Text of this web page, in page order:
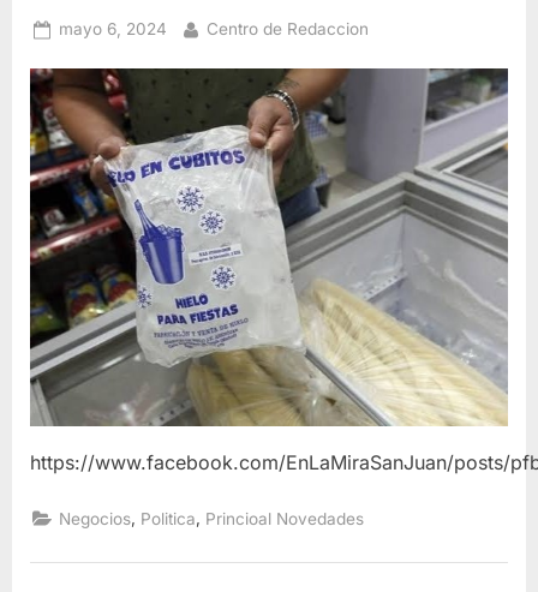
Posted
mayo 6, 2024 By
Centro de Redaccion
https://www.facebook.com/EnLaMiraSanJuan/posts/
Negocios Politica Princioal Novedades